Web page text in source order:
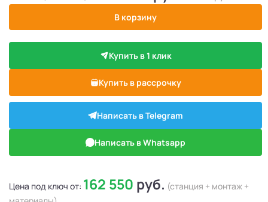
В корзину
Купить в 1 клик
Купить в рассрочку
Написать в Telegram
Написать в Whatsapp
Цена под ключ от: 162 550 руб. (станция + монтаж +